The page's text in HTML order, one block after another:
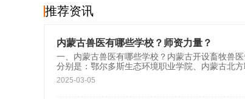
推荐资讯
内蒙古兽医有哪些学校？师资力量？
一、内蒙古兽医有哪些学校？内蒙古开设畜牧兽
分别是：鄂尔多斯生态环境职业学院、内蒙古北
2025-03-05